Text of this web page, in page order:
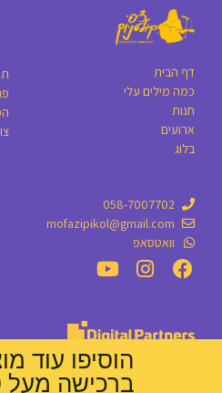
דף הבית
כמה מילים עלי
חנות
ארועים
בלוג
058-7007702
mofazipikol@gmail.com
וואטסאפ
הוסיפו עוד
ברכישה מעל